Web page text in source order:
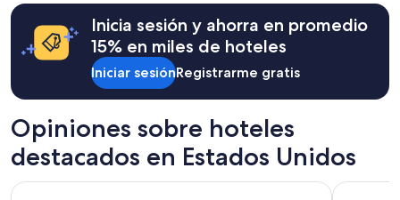
24
horas,
base
una
estancia
de
1
noche
para
2
Inicia sesión y ahorra en promedio
15% en miles de hoteles
Iniciar sesiónRegistrarme gratis
Opiniones sobre hoteles
destacados en Estados Unidos
Excalibur Hotel & Casino Luxor